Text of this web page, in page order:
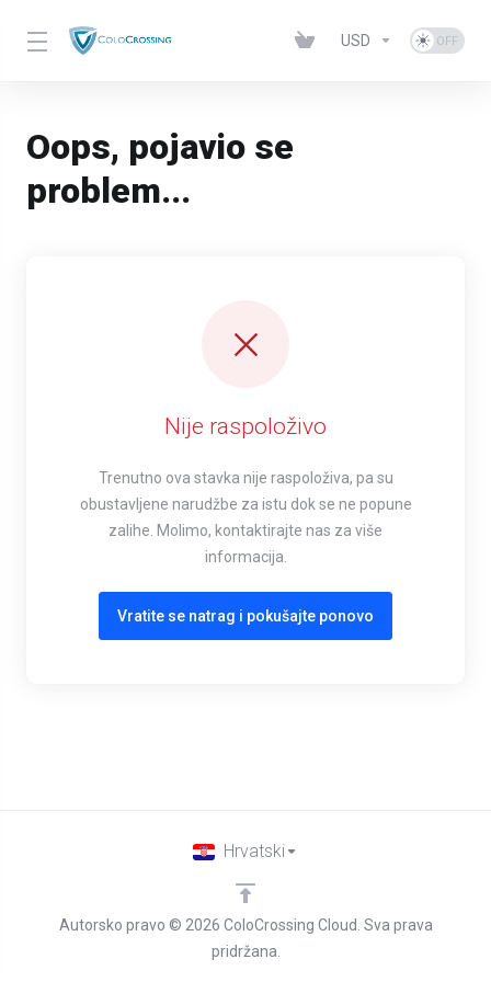
USD
Oops, pojavio se
problem...
Nije raspoloživo
Trenutno ova stavka nije raspoloživa, pa su
obustavljene narudžbe za istu dok se ne popune
zalihe. Molimo, kontaktirajte nas za više
informacija.
Vratite se natrag i pokušajte ponovo
Autorsko pravo © 2026 ColoCrossing Cloud. Sva prava
pridržana.
Hrvatski